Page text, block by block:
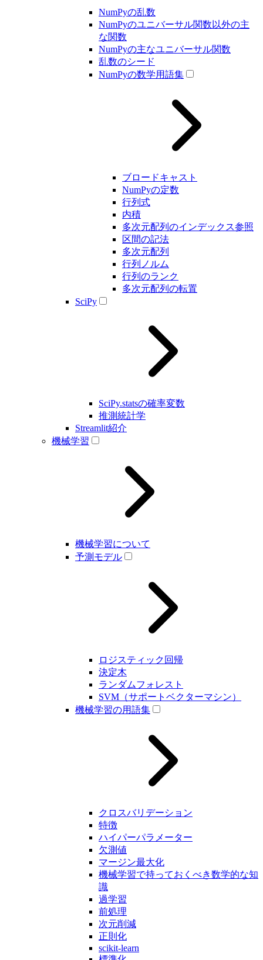
NumPyの乱数
NumPyのユニバーサル関数以外の主
な関数
NumPyの主なユニバーサル関数
乱数のシード
NumPyの数学用語集
ブロードキャスト
NumPyの定数
行列式
内積
多次元配列のインデックス参照
区間の記法
多次元配列
行列ノルム
行列のランク
多次元配列の転置
SciPy
SciPy.statsの確率変数
推測統計学
Streamlit紹介
機械学習
機械学習について
予測モデル
ロジスティック回帰
決定木
ランダムフォレスト
SVM（サポートベクターマシン）
機械学習の用語集
クロスバリデーション
特徴
ハイパーパラメーター
欠測値
マージン最大化
機械学習で持っておくべき数学的な知
識
過学習
前処理
次元削減
正則化
scikit-learn